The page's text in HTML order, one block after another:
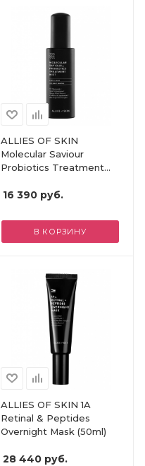
ALLIES OF SKIN
Molecular Saviour
Probiotics Treatment
16 390руб.
В КОРЗИНУ
ALLIES OF SKIN 1A
Retinal & Peptides
Overnight Mask (50ml)
28 440руб.